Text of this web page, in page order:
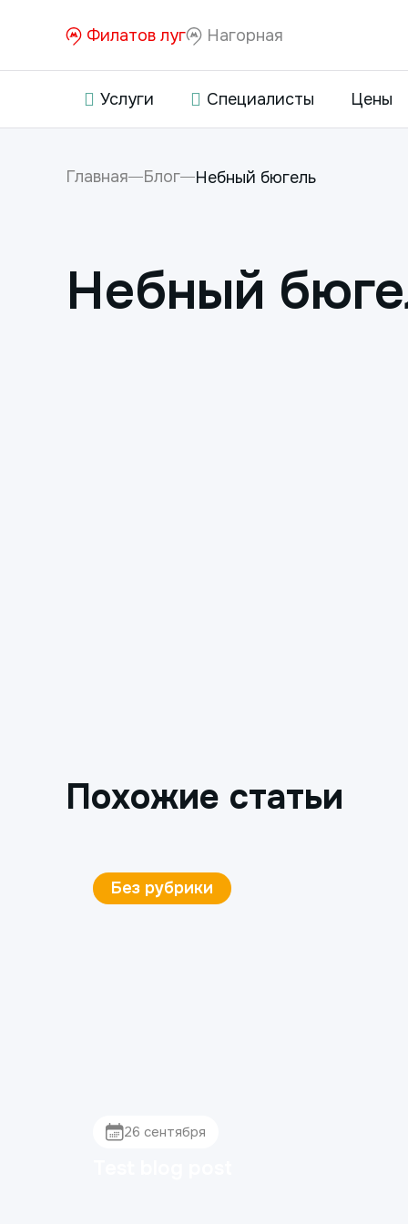
Филатов луг Нагорная
Услуги Специалисты Цены
Главная Блог Небный бюгель
Небный
Похожие статьи
Без рубрики
26 сентября